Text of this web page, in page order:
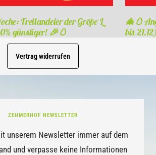
Freilandeier der Größe L
günstiger! 🎉🥚
🎄🥚
bis
Vertrag widerrufen
ZEHMERHOF NEWSLETTER
unserem Newsletter immer auf dem
und verpasse keine Informationen